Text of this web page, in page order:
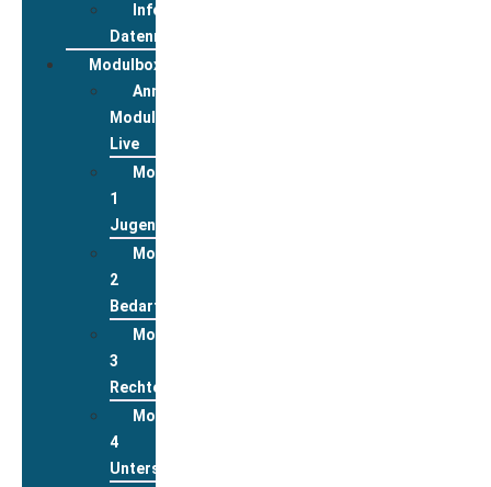
Informationen
Datenreview
Modulbox
Anmeldung
Modulbox
Live
Modul
1
Jugend
Modul
2
Bedarfslagen
Modul
3
Rechte
Modul
4
Unterstützungsleistungen